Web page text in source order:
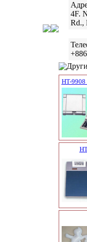
4F.
Rd.,
HT-9908